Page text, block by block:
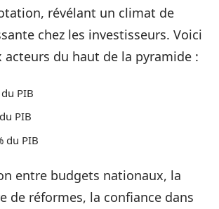
révélant un climat de
chez les investisseurs. Voici
acteurs du haut de la pyramide :
PIB
PIB
du PIB
entre budgets nationaux, la
de réformes, la confiance dans